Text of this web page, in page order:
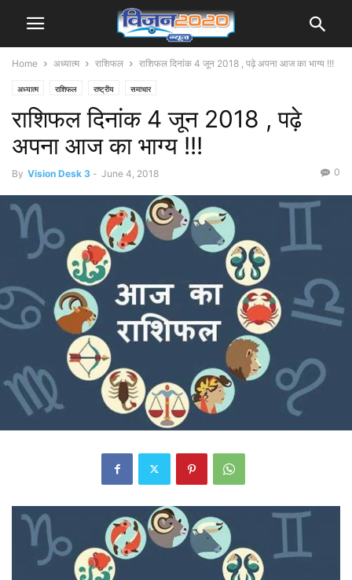
Home अध्यात्म राशिफल राशिफल दिनांक 4 जून 2018 , पढ़े अपना आज का भाग्य !!!
अध्यात्म राशिफल राष्ट्रीय समाचार
राशिफल दिनांक 4 जून 2018 , पढ़े
अपना आज का भाग्य !!!
By Vision Desk 3 - June 4, 2018 0